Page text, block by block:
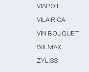
VIAPOT
VILA RICA
VIN BOUQUET
WILMAX
ZYLISS